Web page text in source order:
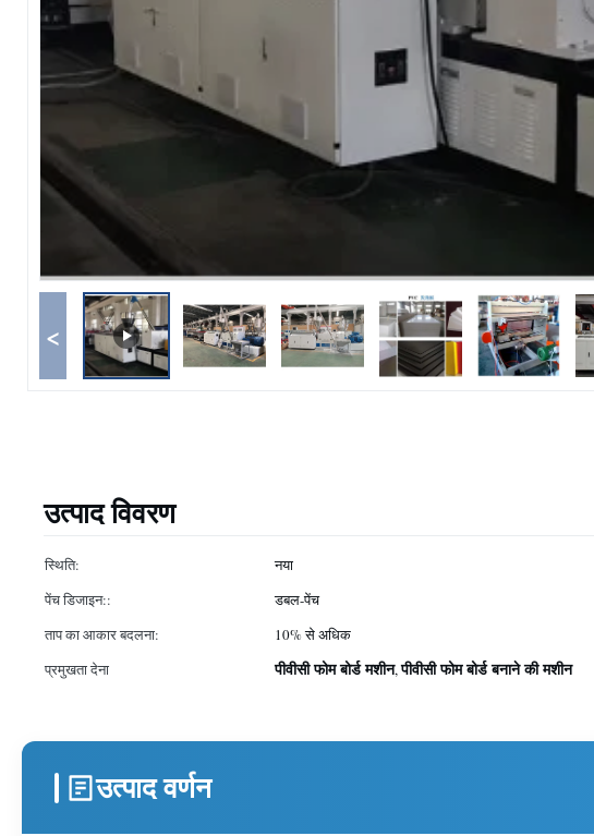
<
उत्पाद विवरण
स्थिति: नया
पेंच डिजाइन::
डबल-पेंच
ताप का आकार बदलना:
10% से अधिक
प्रमुखता देना
पीवीसी फोम बोर्ड मशीन,पीवीसी फोम बोर्ड बनाने की मशीन
उत्पाद वर्णन